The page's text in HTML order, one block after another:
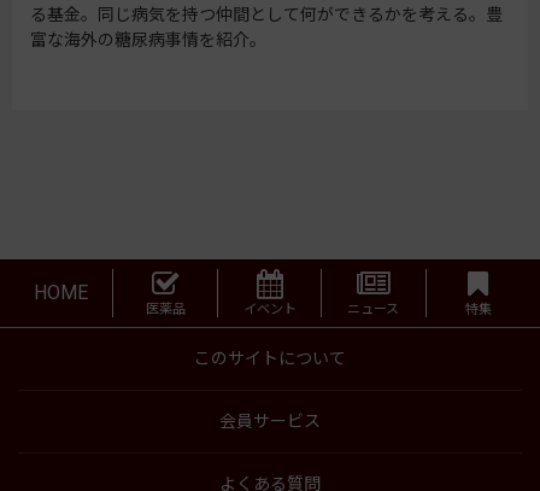
る基金。同じ病気を持つ仲間として何ができるかを考える。豊
富な海外の糖尿病事情を紹介。
HOME
医薬品 イベント ニュース 特集
このサイトについて
会員サービス
よくある質問